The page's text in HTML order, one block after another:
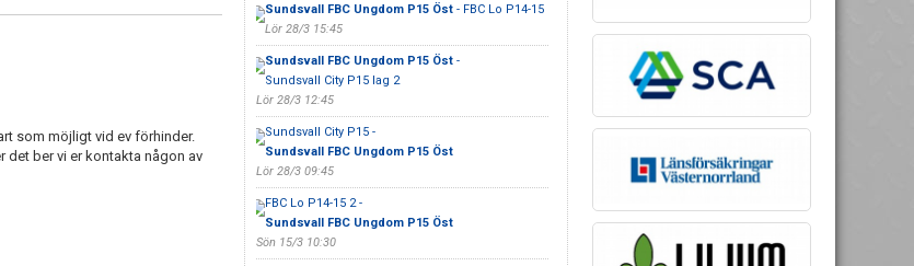
som möjligt vid ev förhinder.
det ber vi er kontakta någon av
Sundsvall FBC Ungdom P15 Öst- FBC Lo P14-15
Lör 28/3 15:45
Sundsvall FBC Ungdom P15 Öst-
Sundsvall City P15 lag 2
Lör 28/3 12:45
Sundsvall City P15 -
Sundsvall FBC Ungdom P15 Öst
Lör 28/3 09:45
FBC Lo P14-15 2 -
Sundsvall FBC Ungdom P15 Öst
Sön 15/3 10:30